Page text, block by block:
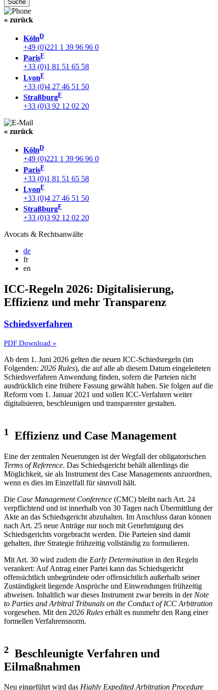
« zurück
KölnD
+49 (0)221 1 39 96 96 0
ParisF
+33 (0)1 81 51 65 58
LyonF
+33 (0)4 27 46 51 50
StraßburgF
+33 (0)3 92 12 02 20
« zurück
KölnD
+49 (0)221 1 39 96 96 0
ParisF
+33 (0)1 81 51 65 58
LyonF
+33 (0)4 27 46 51 50
StraßburgF
+33 (0)3 92 12 02 20
Avocats & Rechtsanwälte
de
fr
en
ICC-Regeln 2026: Digitalisierung,
Effizienz und mehr Transparenz
Schiedsverfahren
PDF Download »
Ab dem 1. Juni 2026 gelten die neuen ICC-Schiedsregeln (im
Folgenden: 2026 Rules), die auf alle ab diesem Datum eingeleiteten
Schiedsverfahren Anwendung finden, sofern die Parteien nicht
ausdrücklich eine frühere Fassung gewählt haben. Sie folgen auf die
Reform vom 1. Januar 2021 und sollen ICC-Verfahren weiter
digitalisieren, beschleunigen und transparenter gestalten.
1 Effizienz und Case Management
Eine der zentralen Neuerungen ist der Wegfall der obligatorischen
Terms of Reference. Das Schiedsgericht behält allerdings die
Möglichkeit, sie als Instrument des Case Managements anzuordnen,
wenn es dies im Einzelfall für sinnvoll hält.
Die Case Management Conference (CMC) bleibt nach Art. 24
verpflichtend und ist innerhalb von 30 Tagen nach Übermittlung der
Akte an das Schiedsgericht abzuhalten. Im Anschluss daran können
nach Art. 25 neue Anträge nur noch mit Genehmigung des
Schiedsgerichts vorgebracht werden. Die Parteien sind damit
gehalten, ihre Strategie frühzeitig vollständig zu formulieren.
Mit Art. 30 wird zudem die Early Determination in den Regeln
verankert: Auf Antrag einer Partei kann das Schiedsgericht
offensichtlich unbegründete oder offensichtlich außerhalb seiner
Zuständigkeit liegende Ansprüche und Einwendungen frühzeitig
abweisen. Inhaltlich war dieses Instrument zwar bereits in der Note
to Parties and Arbitral Tribunals on the Conduct of ICC Arbitration
vorgesehen. Mit den 2026 Rules erhält es nunmehr den Rang einer
formellen Verfahrensnorm.
2 Beschleunigte Verfahren und
Eilmaßnahmen
Neu eingeführt wird das Highly Expedited Arbitration Procedure